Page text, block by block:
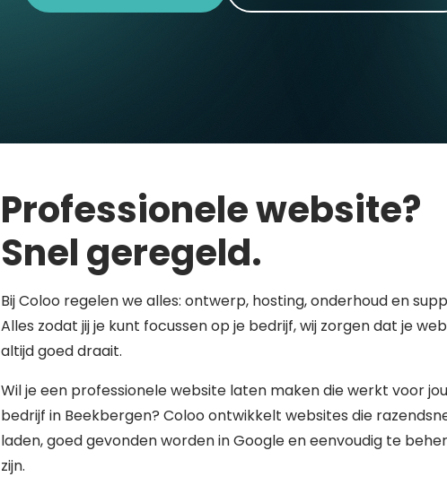
Professionele website?
Snel geregeld.
Bij Coloo regelen we alles: ontwerp, hosting, onderhoud en
Alles zodat jij je kunt focussen op je bedrijf, wij zorgen dat je
altijd goed draait.
Wil je een professionele website laten maken die werkt voor
bedrijf in Beekbergen? Coloo ontwikkelt websites die
laden, goed gevonden worden in Google en eenvoudig te
zijn.